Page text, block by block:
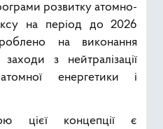
розвитку атомно-
на період до 2026
на виконання
з нейтралізації
енергетики і
цієї концепції є